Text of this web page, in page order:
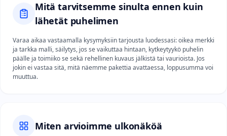
Mitä tarvitsemme sinulta ennen kuin
lähetät puhelimen
Varaa aikaa vastaamalla kysymyksiin tarjousta luodessasi: oikea merkki
ja tarkka malli, säilytys, jos se vaikuttaa hintaan, kytkeytyykö puhelin
päälle ja toimiiko se sekä rehellinen kuvaus jälkistä tai vaurioista. Jos
jokin ei vastaa sitä, mitä näemme pakettia avattaessa, loppusumma voi
muuttua.
Miten arvioimme ulkonäköä